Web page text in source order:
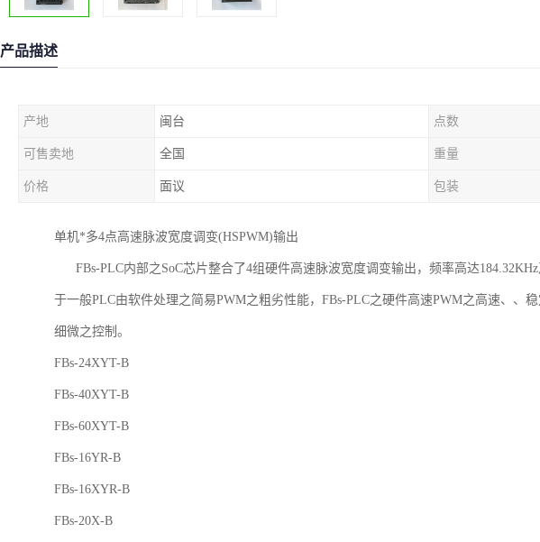
产品描述
产地 闽台 点数
可售卖地 全国 重量
价格 面议 包装
单机*多4点高速脉波宽度调变(HSPWM)输出
FBs-PLC内部之SoC芯片整合了4组硬件高速脉波宽度调变输出，频率高达184.32KHz
于一般PLC由软件处理之简易PWM之粗劣性能，FBs-PLC之硬件高速PWM之高速、、
细微之控制。
FBs-24XYT-B
FBs-40XYT-B
FBs-60XYT-B
FBs-16YR-B
FBs-16XYR-B
FBs-20X-B